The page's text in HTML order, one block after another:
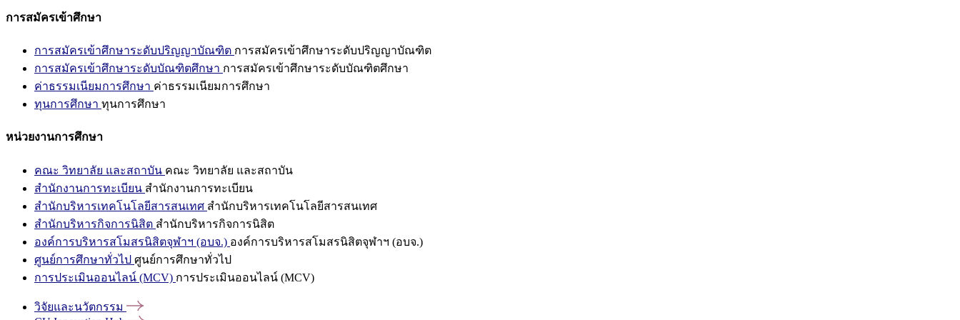
การสมัครเข้าศึกษา
การสมัครเข้าศึกษาระดับปริญญาบัณฑิต การสมัครเข้าศึกษาระดับปริญญาบัณฑิต
การสมัครเข้าศึกษาระดับบัณฑิตศึกษา การสมัครเข้าศึกษาระดับบัณฑิตศึกษา
ค่าธรรมเนียมการศึกษา ค่าธรรมเนียมการศึกษา
ทุนการศึกษา ทุนการศึกษา
หน่วยงานการศึกษา
คณะ วิทยาลัย และสถาบัน คณะ วิทยาลัย และสถาบัน
สำนักงานการทะเบียน สำนักงานการทะเบียน
สำนักบริหารเทคโนโลยีสารสนเทศ สำนักบริหารเทคโนโลยีสารสนเทศ
สำนักบริหารกิจการนิสิต สำนักบริหารกิจการนิสิต
องค์การบริหารสโมสรนิสิตจุฬาฯ (อบจ.) องค์การบริหารสโมสรนิสิตจุฬาฯ (อบจ.)
ศูนย์การศึกษาทั่วไป ศูนย์การศึกษาทั่วไป
การประเมินออนไลน์ (MCV) การประเมินออนไลน์ (MCV)
วิจัยและนวัตกรรม